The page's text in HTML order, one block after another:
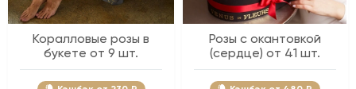
Коралловые розы в
букете от 9 шт.
Розы с окантовкой
(сердце) от 41 шт.